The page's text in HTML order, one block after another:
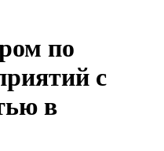
по
с
в